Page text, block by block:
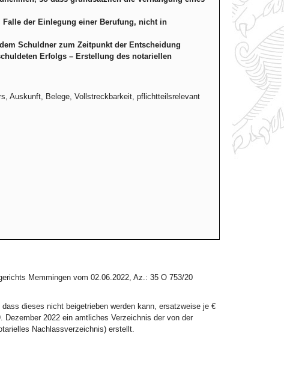
der Einlegung einer Berufung, nicht in
Schuldner zum Zeitpunkt der Entscheidung
Erfolgs – Erstellung des notariellen
Auskunft, Belege, Vollstreckbarkeit, pflichtteilsrelevant
Memmingen vom 02.06.2022, Az.: 35 O 753/20
dieses nicht beigetrieben werden kann, ersatzweise je €
2022 ein amtliches Verzeichnis der von der
Nachlassverzeichnis) erstellt.